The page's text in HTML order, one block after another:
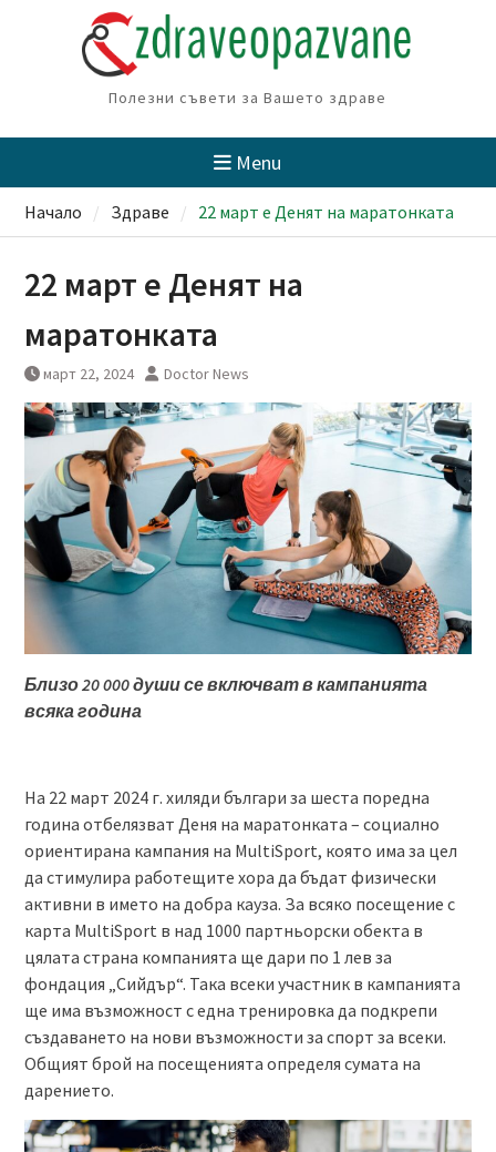
Полезни съвети за Вашето здраве
Menu
Начало Здраве 22 март е Денят на маратонката
22 март е Денят на
маратонката
март 22, 2024 Doctor News
Близо 20 000 души се включват в кампанията
всяка година
На 22 март 2024 г. хиляди българи за шеста поредна
година отбелязват Деня на маратонката – социално
ориентирана кампания на MultiSport, която има за цел
да стимулира работещите хора да бъдат физически
активни в името на добра кауза. За всяко посещение с
карта MultiSport в над 1000 партньорски обекта в
цялата страна компанията ще дари по 1 лев за
фондация „Сийдър“. Така всеки участник в кампанията
ще има възможност с една тренировка да подкрепи
създаването на нови възможности за спорт за всеки.
Общият брой на посещенията определя сумата на
дарението.